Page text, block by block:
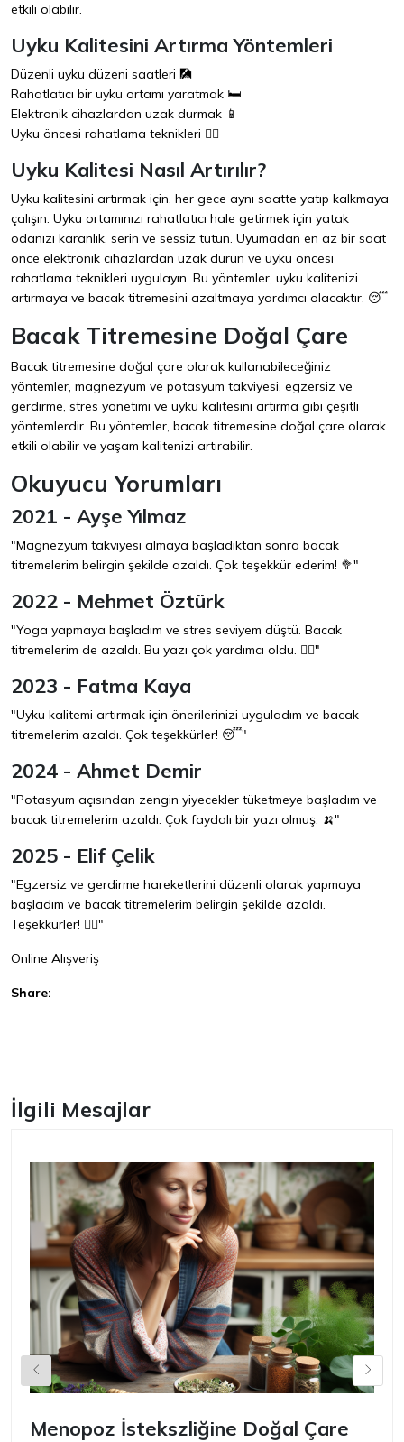
etkili olabilir.
Uyku Kalitesini Artırma Yöntemleri
Düzenli uyku düzeni saatleri 🎑
Rahatlatıcı bir uyku ortamı yaratmak 🛏️
Elektronik cihazlardan uzak durmak 📱
Uyku öncesi rahatlama teknikleri 🧘‍♀️
Uyku Kalitesi Nasıl Artırılır?
Uyku kalitesini artırmak için, her gece aynı saatte yatıp kalkmaya
çalışın. Uyku ortamınızı rahatlatıcı hale getirmek için yatak
odanızı karanlık, serin ve sessiz tutun. Uyumadan en az bir saat
önce elektronik cihazlardan uzak durun ve uyku öncesi
rahatlama teknikleri uygulayın. Bu yöntemler, uyku kalitenizi
artırmaya ve bacak titremesini azaltmaya yardımcı olacaktır. 😴
Bacak Titremesine Doğal Çare
Bacak titremesine doğal çare olarak kullanabileceğiniz
yöntemler, magnezyum ve potasyum takviyesi, egzersiz ve
gerdirme, stres yönetimi ve uyku kalitesini artırma gibi çeşitli
yöntemlerdir. Bu yöntemler, bacak titremesine doğal çare olarak
etkili olabilir ve yaşam kalitenizi artırabilir.
Okuyucu Yorumları
2021 - Ayşe Yılmaz
"Magnezyum takviyesi almaya başladıktan sonra bacak
titremelerim belirgin şekilde azaldı. Çok teşekkür ederim! 🥦"
2022 - Mehmet Öztürk
"Yoga yapmaya başladım ve stres seviyem düştü. Bacak
titremelerim de azaldı. Bu yazı çok yardımcı oldu. 🧘‍♂️"
2023 - Fatma Kaya
"Uyku kalitemi artırmak için önerilerinizi uyguladım ve bacak
titremelerim azaldı. Çok teşekkürler! 😴"
2024 - Ahmet Demir
"Potasyum açısından zengin yiyecekler tüketmeye başladım ve
bacak titremelerim azaldı. Çok faydalı bir yazı olmuş. 🍌"
2025 - Elif Çelik
"Egzersiz ve gerdirme hareketlerini düzenli olarak yapmaya
başladım ve bacak titremelerim belirgin şekilde azaldı.
Teşekkürler! 🏃‍♂️"
Online Alışveriş
Share:
İlgili Mesajlar
Menopoz İstekszliğine Doğal Çare